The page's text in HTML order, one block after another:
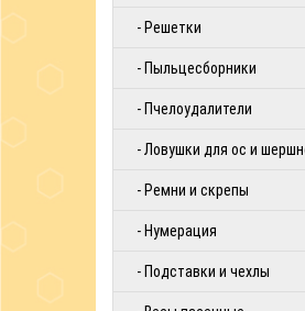
- Решетки
- Пыльцесборники
- Пчелоудалители
- Ловушки для ос и
- Ремни и скрепы
- Нумерация
- Подставки и чехлы